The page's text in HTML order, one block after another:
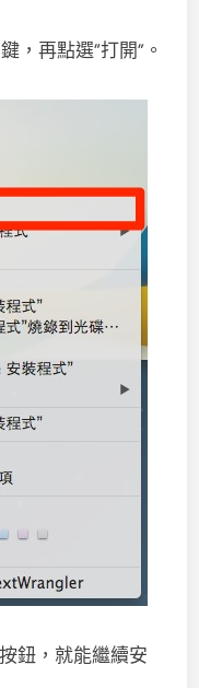
，再點選“打開”。
鈕，就能繼續安